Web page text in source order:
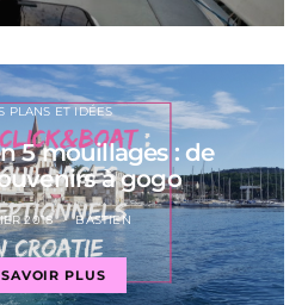
PLANS ET IDÉES
5 mouillages : de
à gogo
2018 BASTIEN
PLUS